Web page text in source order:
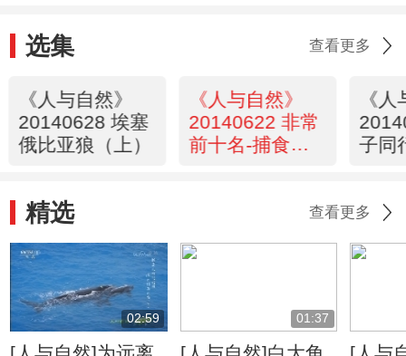
选集 查看更多
《人与自然》
20140628 埃塞
俄比亚狼（上）
《人与自然》
20140622 非常
前十名-捕食策
《
子同
精选 查看更多
02:59 01:37